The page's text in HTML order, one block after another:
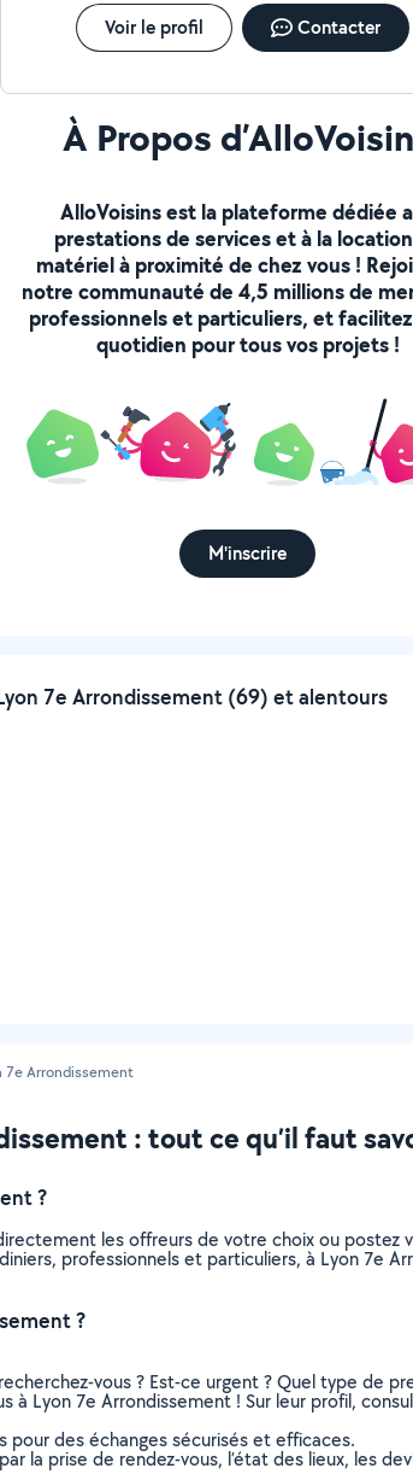
Voir le profil Contacter
À Propos
AlloVoisins est la plateforme dédiée
prestations de services et à la
matériel à proximité de chez vous !
notre communauté de 4,5 millions de
professionnels et particuliers, et
quotidien pour tous vos projets !
M'inscrire
7e Arrondissement (69) et alentours
7e Arrondissement
: tout ce qu’il faut
?
les offreurs de votre choix ou
professionnels et particuliers, à Lyon 7e
?
vous ? Est-ce urgent ? Quel type de
à Lyon 7e Arrondissement ! Sur leur profil,
pour des échanges sécurisés et efficaces.
la prise de rendez-vous, l’état des lieux, les